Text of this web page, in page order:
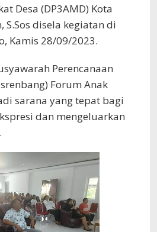
Desa (DP3AMD) Kota
S.Sos disela kegiatan di
Kamis 28/09/2023.
Perencanaan
Forum Anak
sarana yang tepat bagi
dan mengeluarkan